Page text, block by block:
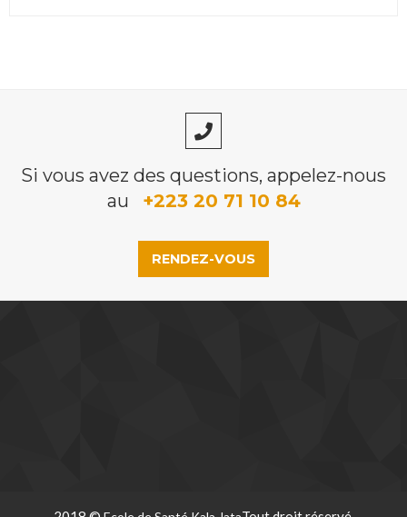
Si vous avez des questions, appelez-nous
au
+223 20 71 10 84
RENDEZ-VOUS